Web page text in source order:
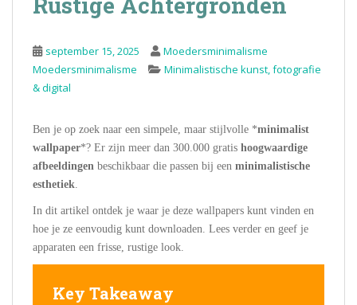
september 15, 2025
Moedersminimalisme
Moedersminimalisme
Minimalistische kunst, fotografie
& digital
Ben je op zoek naar een simpele, maar stijlvolle *minimalist
wallpaper*? Er zijn meer dan 300.000 gratis hoogwaardige
afbeeldingen beschikbaar die passen bij een minimalistische
esthetiek.
In dit artikel ontdek je waar je deze wallpapers kunt vinden en
hoe je ze eenvoudig kunt downloaden. Lees verder en geef je
apparaten een frisse, rustige look.
Key Takeaway